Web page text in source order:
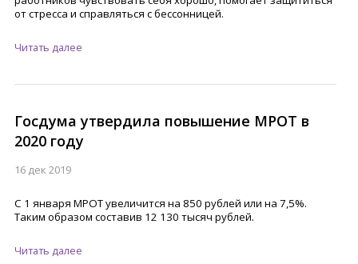
от стресса и справляться с бессонницей.
Читать далее
Госдума утвердила повышение МРОТ в
2020 году
16 дек 2019
С 1 января МРОТ увеличится на 850 рублей или на 7,5%.
Таким образом составив 12 130 тысяч рублей.
Читать далее